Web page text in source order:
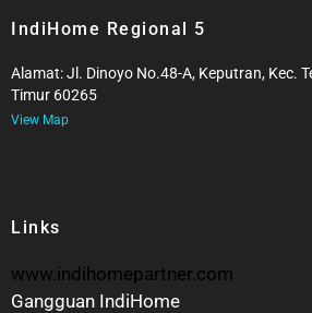
IndiHome Regional 5
Alamat: Jl. Dinoyo No.48-A, Keputran, Kec.
Timur 60265
View Map
Links
www.indihomepartner.com
Gangguan IndiHome